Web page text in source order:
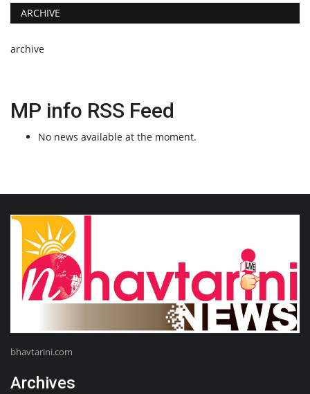
ARCHIVE
archive
MP info RSS Feed
No news available at the moment.
bhavtarini.com
Archives